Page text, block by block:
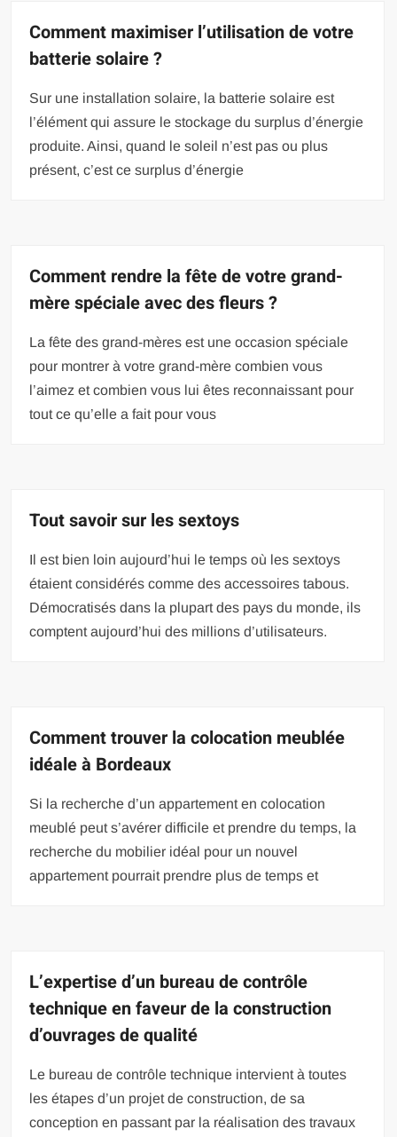
Comment maximiser l’utilisation de votre
batterie solaire ?
Sur une installation solaire, la batterie solaire est
l’élément qui assure le stockage du surplus d’énergie
produite. Ainsi, quand le soleil n’est pas ou plus
présent, c’est ce surplus d’énergie
Comment rendre la fête de votre grand-
mère spéciale avec des fleurs ?
La fête des grand-mères est une occasion spéciale
pour montrer à votre grand-mère combien vous
l’aimez et combien vous lui êtes reconnaissant pour
tout ce qu’elle a fait pour vous
Tout savoir sur les sextoys
Il est bien loin aujourd’hui le temps où les sextoys
étaient considérés comme des accessoires tabous.
Démocratisés dans la plupart des pays du monde, ils
comptent aujourd’hui des millions d’utilisateurs.
Comment trouver la colocation meublée
idéale à Bordeaux
Si la recherche d’un appartement en colocation
meublé peut s’avérer difficile et prendre du temps, la
recherche du mobilier idéal pour un nouvel
appartement pourrait prendre plus de temps et
L’expertise d’un bureau de contrôle
technique en faveur de la construction
d’ouvrages de qualité
Le bureau de contrôle technique intervient à toutes
les étapes d’un projet de construction, de sa
conception en passant par la réalisation des travaux